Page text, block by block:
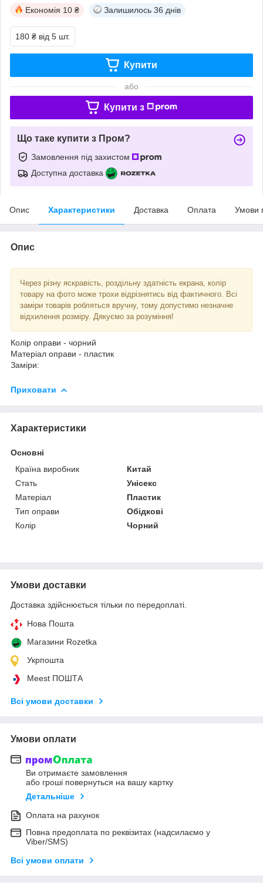
Економія 10 ₴ Залишилось 36 днів
180 ₴ від 5 шт.
Купити
або
Купити з
Що таке купити з Пром?
Замовлення під захистом
Доступна доставка
Опис Характеристики Доставка Оплата Умови
Опис
Через різну яскравість, роздільну здатність екрана, колір
товару на фото може трохи відрізнятись від фактичного. Всі
заміри товарів робляться вручну, тому допустимо незначне
відхилення розміру. Дякуємо за розуміння!
Колір оправи - чорний
Матеріал оправи - пластик
Заміри:
Приховати
Характеристики
Основні
Країна виробник
Китай
Стать
Унісекс
Матеріал
Пластик
Тип оправи
Обідкові
Колір
Чорний
Умови доставки
Доставка здійснюється тільки по передоплаті.
Нова Пошта
Магазини Rozetka
Укрпошта
Meest ПОШТА
Всі умови доставки
Умови оплати
Ви отримаєте замовлення
або гроші повернуться на вашу картку
Детальніше
Оплата на рахунок
Повна предоплата по реквізитах (надсилаємо у
Viber/SMS)
Всі умови оплати